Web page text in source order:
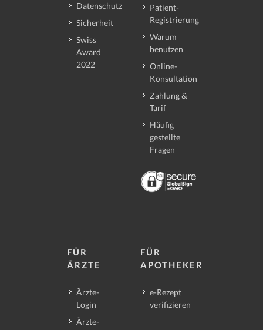
Datenschutz
Sicherheit
Swiss
Award
2022
Patient-
Registrierung
Warum
benutzen
Online-
Konsultation
Zahlung &
Tarif
Häufig
gestellte
Fragen
FÜR
ÄRZTE
Ärzte-
Login
Ärzte-
FÜR
APOTHEKER
e-Rezept
verifizieren